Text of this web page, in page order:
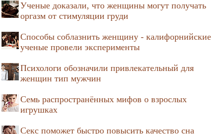
Ученые доказали, что женщины могут получать
оргазм от стимуляции груди
Способы соблазнить женщину - калифорнийские
ученые провели эксперименты
Психологи обозначили привлекательный для
женщин тип мужчин
Семь распространённых мифов о взрослых
игрушках
Секс поможет быстро повысить качество сна